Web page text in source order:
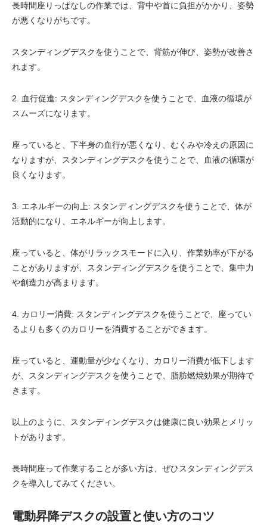
長時間座りっぱなしの作業では、背中や首に負担がかかり、姿勢
が悪くなりがちです。
スタンディングデスクを使うことで、背筋が伸び、姿勢が改善さ
れます。
2. 血行促進: スタンディングデスクを使うことで、血液の循環が
スムーズになります。
座っていると、下半身の血行が悪くなり、むくみや冷えの原因に
なりますが、スタンディングデスクを使うことで、血液の循環が
良くなります。
3. エネルギーの向上: スタンディングデスクを使うことで、体が
活動的になり、エネルギーが向上します。
座っていると、体がリラックスモードに入り、作業効率が下がる
ことがありますが、スタンディングデスクを使うことで、集中力
や創造力が高まります。
4. カロリー消費: スタンディングデスクを使うことで、座ってい
るよりも多くのカロリーを消費することができます。
座っていると、運動量が少なくなり、カロリー消費が低下します
が、スタンディングデスクを使うことで、脂肪燃焼効果が期待で
きます。
以上のように、スタンディングデスクは健康に良い効果とメリッ
トがあります。
長時間座って作業することが多い方は、ぜひスタンディングデス
クを導入してみてください。
電動昇降デスクの設置と使い方のコツ